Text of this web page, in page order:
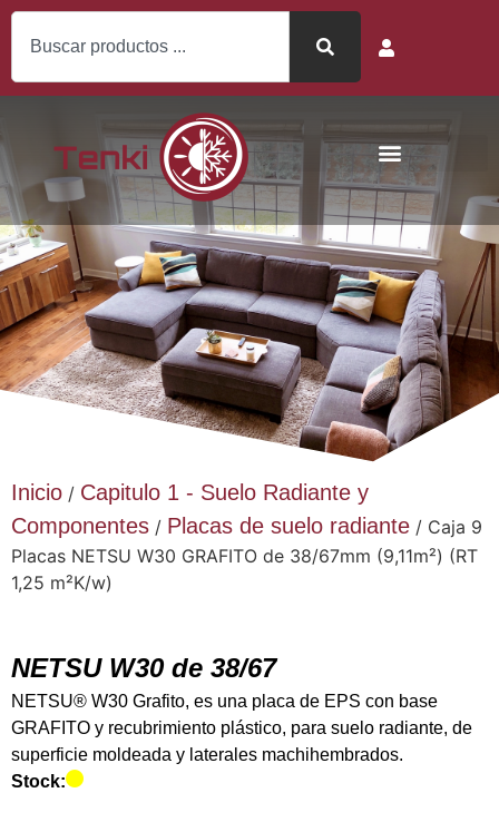
Inicio / Capitulo 1 - Suelo Radiante y
Componentes / Placas de suelo radiante / Caja 9
Placas NETSU W30 GRAFITO de 38/67mm (9,11m²) (RT
1,25 m²K/w)
NETSU W30 de 38/67
NETSU® W30 Grafito, es una placa de EPS con base
GRAFITO y recubrimiento plástico, para suelo radiante, de
superficie moldeada y laterales machihembrados.
Stock: